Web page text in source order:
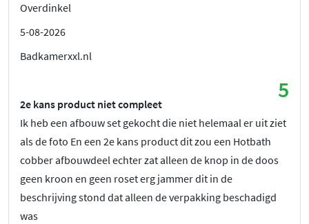
Overdinkel
5-08-2026
Badkamerxxl.nl
5
2e kans product niet compleet
Ik heb een afbouw set gekocht die niet helemaal er uit ziet
als de foto En een 2e kans product dit zou een Hotbath
cobber afbouwdeel echter zat alleen de knop in de doos
geen kroon en geen roset erg jammer dit in de
beschrijving stond dat alleen de verpakking beschadigd
was